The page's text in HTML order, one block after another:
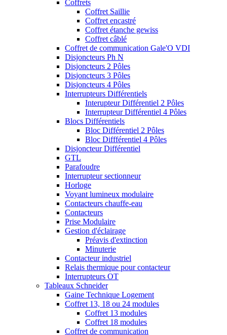
Coffrets
Coffret Saillie
Coffret encastré
Coffret étanche gewiss
Coffret câblé
Coffret de communication Gale'O VDI
Disjoncteurs Ph N
Disjoncteurs 2 Pôles
Disjoncteurs 3 Pôles
Disjoncteurs 4 Pôles
Interrupteurs Différentiels
Interupteur Différentiel 2 Pôles
Interrupteur Différentiel 4 Pôles
Blocs Différentiels
Bloc Différentiel 2 Pôles
Bloc Diffférentiel 4 Pôles
Disjoncteur Différentiel
GTL
Parafoudre
Interrupteur sectionneur
Horloge
Voyant lumineux modulaire
Contacteurs chauffe-eau
Contacteurs
Prise Modulaire
Gestion d'éclairage
Préavis d'extinction
Minuterie
Contacteur industriel
Relais thermique pour contacteur
Interrupteurs OT
Tableaux Schneider
Gaine Technique Logement
Coffret 13, 18 ou 24 modules
Coffret 13 modules
Coffret 18 modules
Coffret de communication